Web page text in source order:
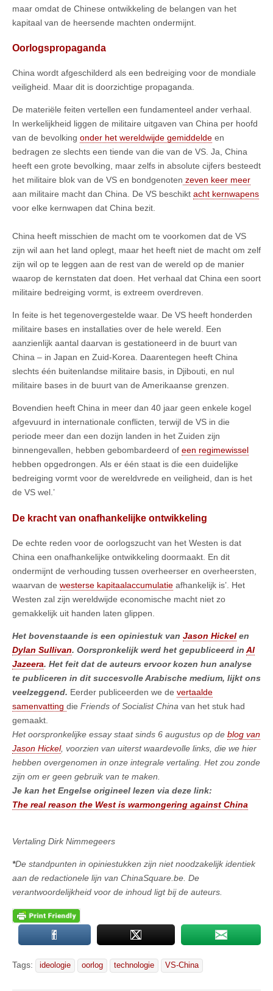
maar omdat de Chinese ontwikkeling de belangen van het
kapitaal van de heersende machten ondermijnt.
Oorlogspropaganda
China wordt afgeschilderd als een bedreiging voor de mondiale
veiligheid. Maar dit is doorzichtige propaganda.
De materiële feiten vertellen een fundamenteel ander verhaal.
In werkelijkheid liggen de militaire uitgaven van China per hoofd
van de bevolking onder het wereldwijde gemiddelde en
bedragen ze slechts een tiende van die van de VS. Ja, China
heeft een grote bevolking, maar zelfs in absolute cijfers besteedt
het militaire blok van de VS en bondgenoten zeven keer meer
aan militaire macht dan China. De VS beschikt acht kernwapens
voor elke kernwapen dat China bezit.
China heeft misschien de macht om te voorkomen dat de VS
zijn wil aan het land oplegt, maar het heeft niet de macht om zelf
zijn wil op te leggen aan de rest van de wereld op de manier
waarop de kernstaten dat doen. Het verhaal dat China een soort
militaire bedreiging vormt, is extreem overdreven.
In feite is het tegenovergestelde waar. De VS heeft honderden
militaire bases en installaties over de hele wereld. Een
aanzienlijk aantal daarvan is gestationeerd in de buurt van
China – in Japan en Zuid-Korea. Daarentegen heeft China
slechts één buitenlandse militaire basis, in Djibouti, en nul
militaire bases in de buurt van de Amerikaanse grenzen.
Bovendien heeft China in meer dan 40 jaar geen enkele kogel
afgevuurd in internationale conflicten, terwijl de VS in die
periode meer dan een dozijn landen in het Zuiden zijn
binnengevallen, hebben gebombardeerd of een regimewissel
hebben opgedrongen. Als er één staat is die een duidelijke
bedreiging vormt voor de wereldvrede en veiligheid, dan is het
de VS wel.’
De kracht van onafhankelijke ontwikkeling
De echte reden voor de oorlogszucht van het Westen is dat
China een onafhankelijke ontwikkeling doormaakt. En dit
ondermijnt de verhouding tussen overheerser en overheersten,
waarvan de westerse kapitaalaccumulatie afhankelijk is’. Het
Westen zal zijn wereldwijde economische macht niet zo
gemakkelijk uit handen laten glippen.
Het bovenstaande is een opiniestuk van Jason Hickel en
Dylan Sullivan. Oorspronkelijk werd het gepubliceerd in Al
Jazeera. Het feit dat de auteurs ervoor kozen hun analyse
te publiceren in dit succesvolle Arabische medium, lijkt ons
veelzeggend. Eerder publiceerden we de vertaalde
samenvatting die Friends of Socialist China van het stuk had
gemaakt.
Het oorspronkelijke essay staat sinds 6 augustus op de blog van
Jason Hickel, voorzien van uiterst waardevolle links, die we hier
hebben overgenomen in onze integrale vertaling. Het zou zonde
zijn om er geen gebruik van te maken.
Je kan het Engelse origineel lezen via deze link:
The real reason the West is warmongering against China
Vertaling Dirk Nimmegeers
*De standpunten in opiniestukken zijn niet noodzakelijk identiek
aan de redactionele lijn van ChinaSquare.be. De
verantwoordelijkheid voor de inhoud ligt bij de auteurs.
Tags: ideologie oorlog technologie VS-China